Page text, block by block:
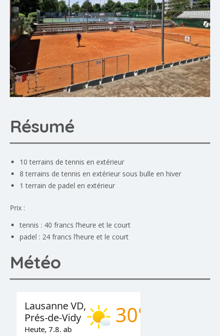
Résumé
10 terrains de tennis en extérieur
8 terrains de tennis en extérieur sous bulle en hiver
1 terrain de padel en extérieur
Prix :
tennis : 40 francs l’heure et le court
padel : 24 francs l’heure et le court
Météo